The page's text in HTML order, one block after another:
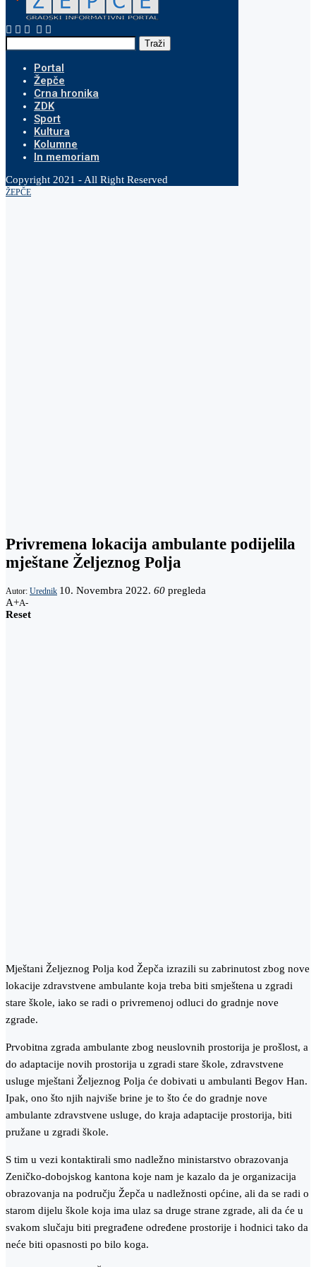
Traži
Portal
Žepče
Crna hronika
ZDK
Sport
Kultura
Kolumne
In memoriam
Copyright 2021 - All Right Reserved
ŽEPČE
Privremena lokacija ambulante podijelila
mještane Željeznog Polja
Autor: Urednik 10. Novembra 2022. 60 pregleda
A+A-
Reset
Mještani Željeznog Polja kod Žepča izrazili su zabrinutost zbog nove
lokacije zdravstvene ambulante koja treba biti smještena u zgradi
stare škole, iako se radi o privremenoj odluci do gradnje nove
zgrade.
Prvobitna zgrada ambulante zbog neuslovnih prostorija je prošlost, a
do adaptacije novih prostorija u zgradi stare škole, zdravstvene
usluge mještani Željeznog Polja će dobivati u ambulanti Begov Han.
Ipak, ono što njih najviše brine je to što će do gradnje nove
ambulante zdravstvene usluge, do kraja adaptacije prostorija, biti
pružane u zgradi škole.
S tim u vezi kontaktirali smo nadležno ministarstvo obrazovanja
Zeničko-dobojskog kantona koje nam je kazalo da je organizacija
obrazovanja na području Žepča u nadležnosti općine, ali da se radi o
starom dijelu škole koja ima ulaz sa druge strane zgrade, ali da će u
svakom slučaju biti pregrađene određene prostorije i hodnici tako da
neće biti opasnosti po bilo koga.